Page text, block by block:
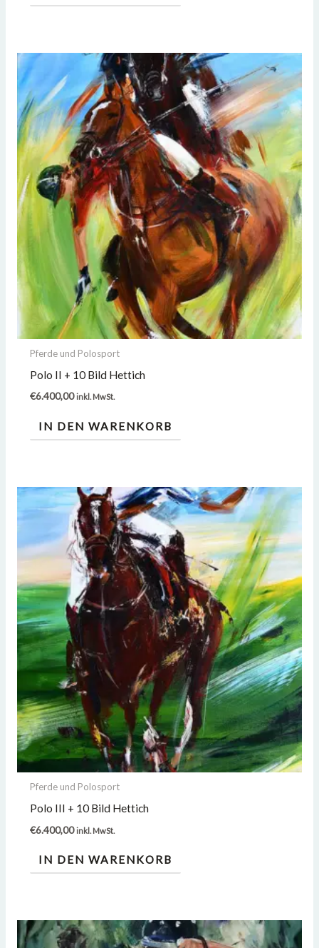
Pferde und Polosport
Polo II + 10 Bild Hettich
€6.400,00 inkl. MwSt.
IN DEN WARENKORB
Pferde und Polosport
Polo III + 10 Bild Hettich
€6.400,00 inkl. MwSt.
IN DEN WARENKORB